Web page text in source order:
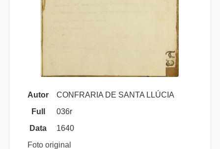
Autor
CONFRARIA DE SANTA LLÚCIA
Full
036r
Data
1640
Foto original